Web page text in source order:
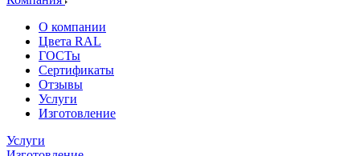
О компании
Цвета RAL
ГОСТы
Сертификаты
Отзывы
Услуги
Изготовление
Услуги